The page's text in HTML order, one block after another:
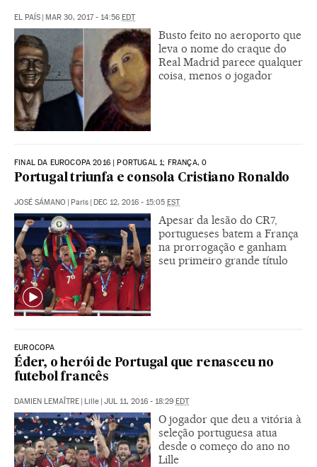
EL PAÍS | MAR 30, 2017 - 14:56 EDT
Busto feito no aeroporto que
leva o nome do craque do
Real Madrid parece qualquer
coisa, menos o jogador
FINAL DA EUROCOPA 2016 | PORTUGAL 1; FRANÇA, 0
Portugal triunfa e consola Cristiano Ronaldo
JOSÉ SÁMANO | Paris | DEC 12, 2016 - 15:05 EST
Apesar da lesão do CR7,
portugueses batem a França
na prorrogação e ganham
seu primeiro grande título
EUROCOPA
Éder, o herói de Portugal que renasceu no
futebol francês
DAMIEN LEMAÎTRE | Lille | JUL 11, 2016 - 18:29 EDT
O jogador que deu a vitória à
seleção portuguesa atua
desde o começo do ano no
Lille